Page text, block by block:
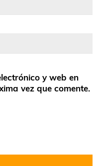
y web en
vez que comente.